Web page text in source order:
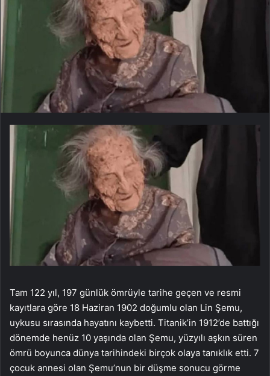
Tam 122 yıl, 197 günlük ömrüyle tarihe geçen ve resmi
kayıtlara göre 18 Haziran 1902 doğumlu olan Lin Şemu,
uykusu sırasında hayatını kaybetti. Titanik’in 1912’de battığı
dönemde henüz 10 yaşında olan Şemu, yüzyılı aşkın süren
ömrü boyunca dünya tarihindeki birçok olaya tanıklık etti. 7
çocuk annesi olan Şemu’nun bir düşme sonucu görme